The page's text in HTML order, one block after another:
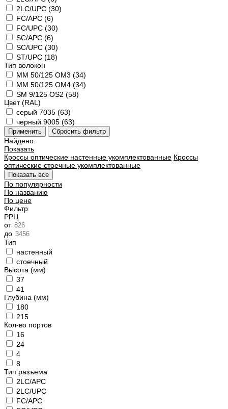
2LC/UPC (30)
FC/APC (6)
FC/UPC (30)
SC/APC (6)
SC/UPC (30)
ST/UPC (18)
Тип волокон
MM 50/125 OM3 (34)
MM 50/125 OM4 (34)
SM 9/125 OS2 (58)
Цвет (RAL)
серый 7035 (63)
черный 9005 (63)
Найдено:
Показать
Кроссы оптические настенные укомплектованные Кроссы
оптические стоечные укомплектованные
Показать все
По популярности
По названию
По цене
Фильтр
РРЦ
от
до
Тип
настенный
стоечный
Высота (мм)
37
41
Глубина (мм)
180
215
Кол-во портов
16
24
4
8
Тип разъема
2LC/APC
2LC/UPC
FC/APC